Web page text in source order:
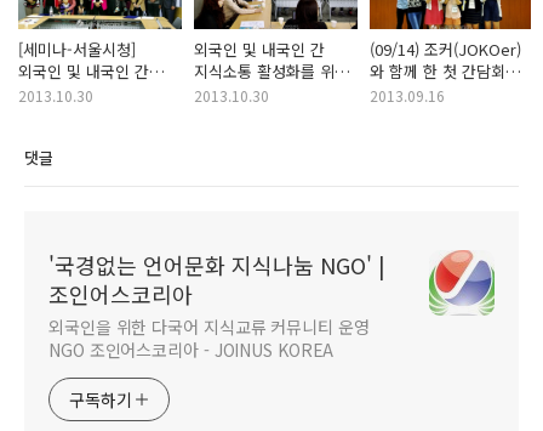
[세미나-서울시청]
외국인 및 내국인 간
지식소통 활성화를 위한
2013.10.30
외국인 및 내국인 간
지식소통 활성화를 위한
세미나 - 현장 스케치 ①
2013.10.30
(09/14) 조커(JOKOer)
와 함께 한 첫 간담회
스토리 ^__^
2013.09.16
댓글
'국경없는 언어문화 지식나눔 NGO' |
조인어스코리아
외국인을 위한 다국어 지식교류 커뮤니티 운영
NGO 조인어스코리아 - JOINUS KOREA
구독하기